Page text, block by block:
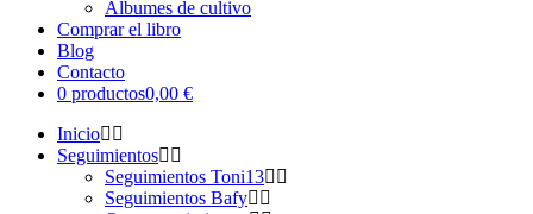
Álbumes de cultivo
Comprar el libro
Blog
Contacto
0 productos0,00 €
Inicio
Seguimientos
Seguimientos Toni13
Seguimientos Bafy